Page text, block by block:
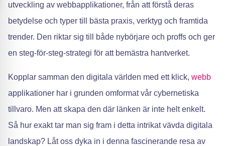
utveckling av webbapplikationer, från att förstå deras
betydelse och typer till bästa praxis, verktyg och framtida
trender. Den riktar sig till både nybörjare och proffs och ger
en steg-för-steg-strategi för att bemästra hantverket.
Kopplar samman den digitala världen med ett klick, webb
applikationer har i grunden omformat vår cybernetiska
tillvaro. Men att skapa den där länken är inte helt enkelt.
Så hur exakt tar man sig fram i detta intrikat vävda digitala
landskap? Låt oss dyka in i denna fascinerande resa av